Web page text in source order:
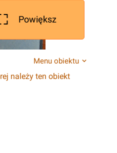
Powiększ
Menu obiektu
należy ten obiekt